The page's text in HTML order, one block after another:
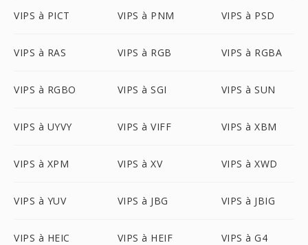
VIPS à PICT VIPS à PNM VIPS à PSD
VIPS à RAS VIPS à RGB VIPS à RGBA
VIPS à RGBO VIPS à SGI VIPS à SUN
VIPS à UYVY VIPS à VIFF VIPS à XBM
VIPS à XPM VIPS à XV VIPS à XWD
VIPS à YUV VIPS à JBG VIPS à JBIG
VIPS à HEIC VIPS à HEIF VIPS à G4